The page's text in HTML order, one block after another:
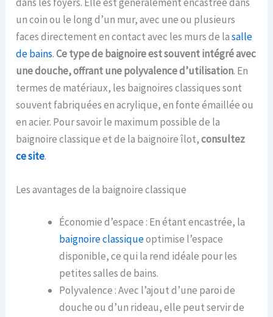
un coin ou le long d’un mur, avec une ou plusieurs
faces directement en contact avec les murs de lasalle
de bains.Ce type de baignoire est souvent intégré avec
une douche, offrant une polyvalence d’utilisation. En
termes de matériaux, les baignoires classiques sont
souvent fabriquées en acrylique, en fonte émaillée ou
en acier. Pour savoir le maximum possible de la
baignoire classique et de la baignoire îlot,consultez
ce site.
Les avantages de la baignoire classique
Économie d’espace : En étant encastrée, la
baignoire classiqueoptimise l’espace
disponible, ce qui la rend idéale pour les
petites salles de bains.
Polyvalence : Avec l’ajout d’une paroi de
douche ou d’un rideau, elle peut servir de